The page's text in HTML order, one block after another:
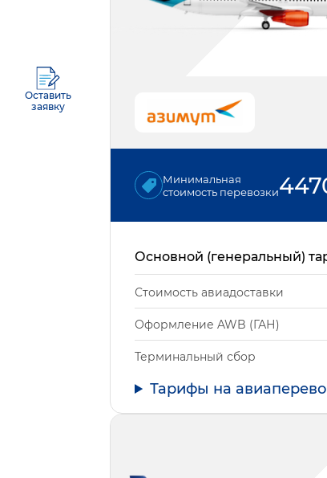
Оставить
заявку
Минимальная
стоимость перевозки
Основной (генеральный)
Стоимость авиадоставки
Оформление AWB (ГАН)
Терминальный сбор
Тарифы на